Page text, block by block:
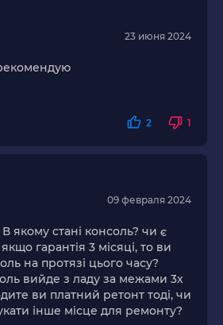
23 июня 2024
2 1
09 февраля 2024
якому стані консоль? чи є
гарантія 3 місяці, то ви
на протязі цього часу?
вийде з ладу за межами 3х
ви платний ретонт тоді, чи
інше місце для ремонту?